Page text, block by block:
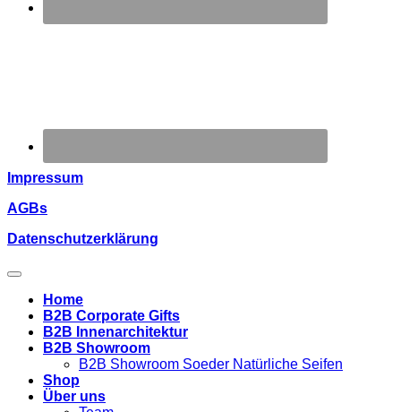
Impressum
AGBs
Datenschutzerklärung
Home
B2B Corporate Gifts
B2B Innenarchitektur
B2B Showroom
B2B Showroom Soeder Natürliche Seifen
Shop
Über uns